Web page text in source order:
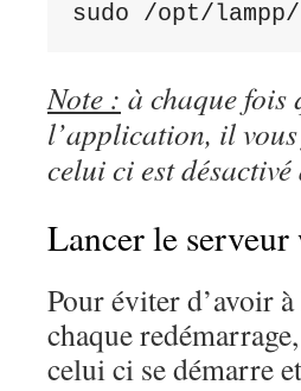
sudo /opt/
Note : à chaque fois
l’application, il
celui ci est
Lancer le serveur
Pour éviter d’avoir
chaque
celui ci se démarre